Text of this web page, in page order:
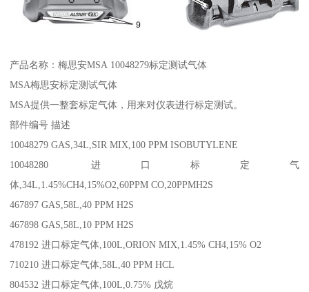
产品名称：梅思安MSA 10048279标定测试气体
MSA梅思安标定测试气体
MSA提供一整套标定气体，用来对仪表进行标定测试。
部件编号 描述
10048279 GAS,34L,SIR MIX,100 PPM ISOBUTYLENE
10048280 进口标定气
体,34L,1.45%CH4,15%O2,60PPM CO,20PPMH2S
467897 GAS,58L,40 PPM H2S
467898 GAS,58L,10 PPM H2S
478192 进口标定气体,100L,ORION MIX,1.45% CH4,15% O2
710210 进口标定气体,58L,40 PPM HCL
804532 进口标定气体,100L,0.75% 戊烷